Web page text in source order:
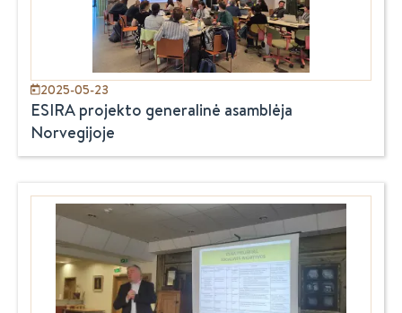
2025-05-23
ESIRA projekto generalinė asamblėja
Norvegijoje